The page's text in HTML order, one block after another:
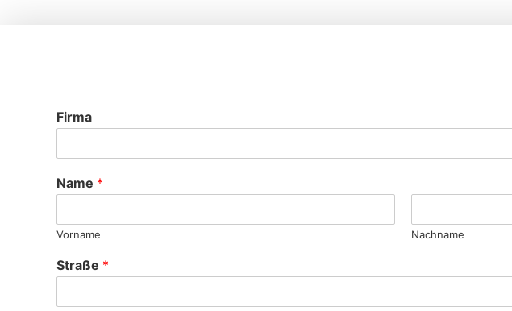
Firma
Name *
Vorname Nachname
Straße *